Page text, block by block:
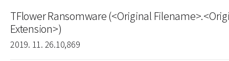
TFlower Ransomware (<Original
Extension>)
2019. 11. 26.10,869